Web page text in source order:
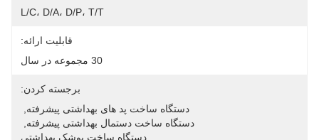
L/C، D/A، D/P، T/T
قابلیت ارائه:
30 مجموعه در سال
برجسته کردن:
دستگاه ساخت پد های بهداشتی پیشرفته
دستگاه ساخت دستمال بهداشتی پیشرفته
دستگاه ساخت پوشک بهداشتی